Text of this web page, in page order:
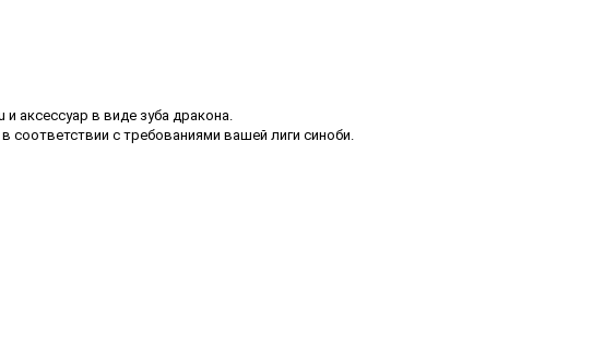
аксессуар в виде зуба дракона.
с требованиями вашей лиги синоби.